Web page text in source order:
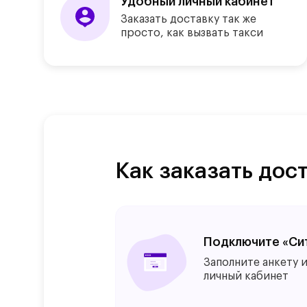
Заказать доставку так же
просто, как вызвать такси
Как заказать
Заказывайте
Готово! Сразу же
подачей машины за
Подключите
Заполните анкету
личный кабинет
Пополните счет
Привяжите
счет для оплаты
Заказывайте
Готово! Сразу же
подачей машины за
Подключите
Заполните анкету
личный кабинет